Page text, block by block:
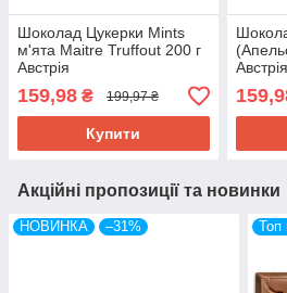
Шоколад Цукерки Mints
м'ята Maitre Truffout 200 г
Австрія
159,98 ₴ 199,97 ₴
Купити
Акційні пропозиції та новинки
НОВИНКА –31% Топ